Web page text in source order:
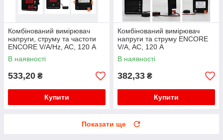
Комбінований вимірювач
напруги, струму та частоти
ENCORE V/A/Hz, AC, 120 А
В наявності
533,20 ₴
Купити
Комбінований вимірювач
напруги та струму ENCORE
V/A, AC, 120 А
В наявності
382,33 ₴
Купити
Показати ще